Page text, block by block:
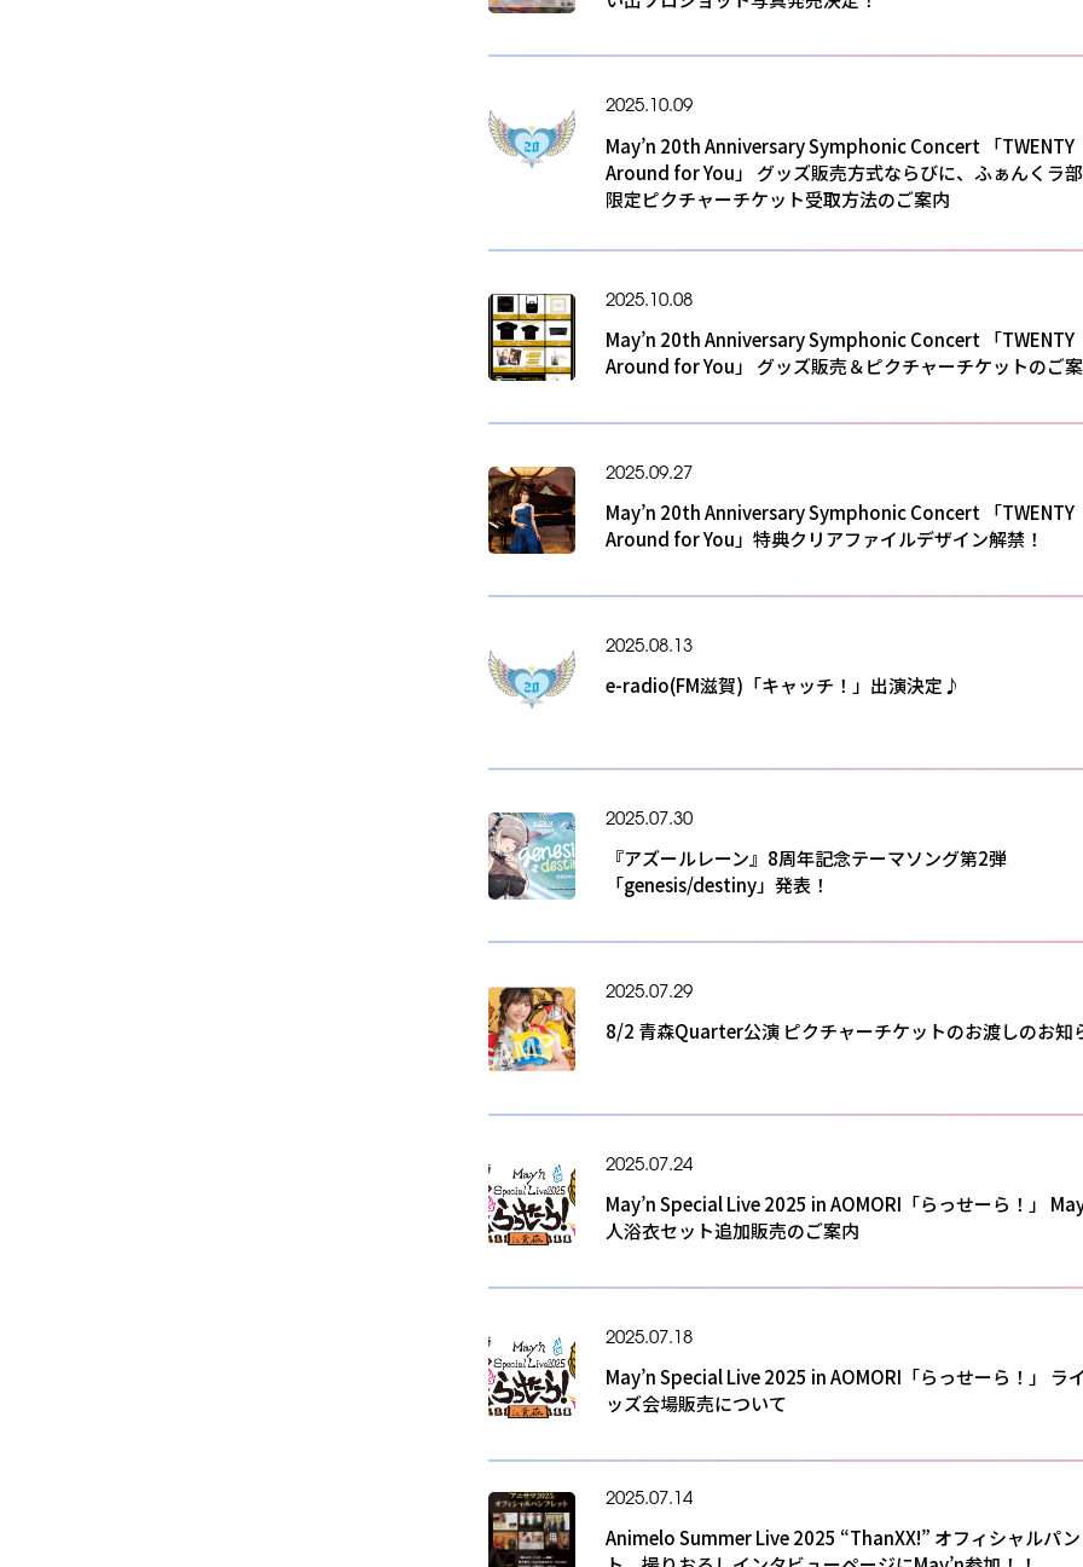
2025.10.09
May’n 20th Anniversary Symphonic Concert 「TWENTY
Around for You」 グッズ販売方式ならびに、ふぁんくラ
限定ピクチャーチケット受取方法のご案内
2025.10.08
May’n 20th Anniversary Symphonic Concert 「TWENTY
Around for You」 グッズ販売＆ピクチャーチケットのご
2025.09.27
May’n 20th Anniversary Symphonic Concert 「TWENTY
Around for You」特典クリアファイルデザイン解禁！
2025.08.13
e-radio(FM滋賀)「キャッチ！」出演決定♪
2025.07.30
『アズールレーン』8周年記念テーマソング第2弾
「genesis/destiny」発表！
2025.07.29
8/2 青森Quarter公演 ピクチャーチケットのお渡しのお知
2025.07.24
May’n Special Live 2025 in AOMORI「らっせーら！」
人浴衣セット追加販売のご案内
2025.07.18
May’n Special Live 2025 in AOMORI「らっせーら！」 ラ
ッズ会場販売について
2025.07.14
Animelo Summer Live 2025 “ThanXX!” オフィシャルパン